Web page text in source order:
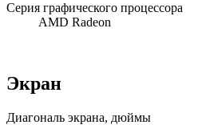
Серия графического процессора
AMD Radeon
Экран
Диагональ экрана, дюймы